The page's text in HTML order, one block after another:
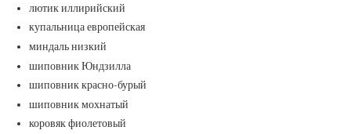
лютик иллирийский
купальница европейская
миндаль низкий
шиповник Юндзилла
шиповник красно-бурый
шиповник мохнатый
коровяк фиолетовый